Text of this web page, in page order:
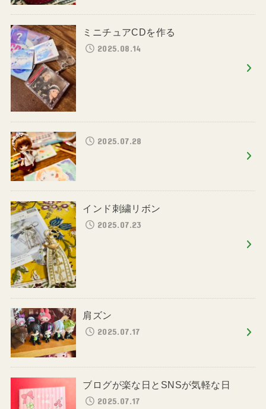
ミニチュアCDを作る
2025.08.14
2025.07.28
インド刺繍リボン
2025.07.23
肩ズン
2025.07.17
ブログが楽な日とSNSが気軽な日
2025.07.17